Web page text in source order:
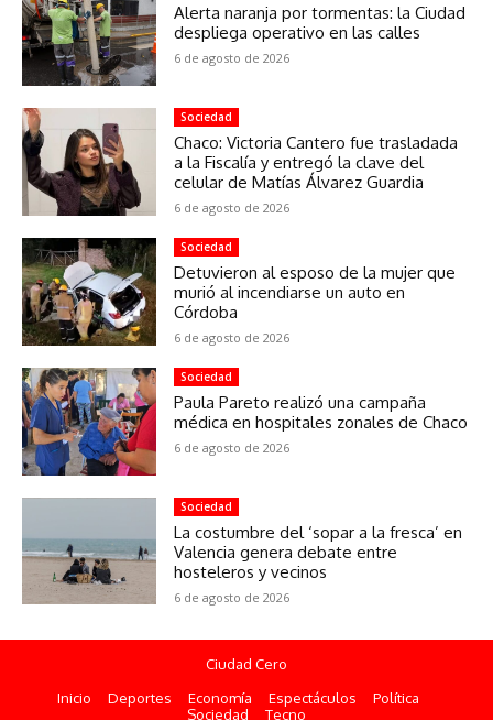
Alerta naranja por tormentas: la Ciudad
despliega operativo en las calles
6 de agosto de 2026
Sociedad
Chaco: Victoria Cantero fue trasladada
a la Fiscalía y entregó la clave del
celular de Matías Álvarez Guardia
6 de agosto de 2026
Sociedad
Detuvieron al esposo de la mujer que
murió al incendiarse un auto en
Córdoba
6 de agosto de 2026
Sociedad
Paula Pareto realizó una campaña
médica en hospitales zonales de Chaco
6 de agosto de 2026
Sociedad
La costumbre del ‘sopar a la fresca’ en
Valencia genera debate entre
hosteleros y vecinos
6 de agosto de 2026
Ciudad Cero
Inicio
Deportes Economía Espectáculos
Política
Sociedad
Tecno